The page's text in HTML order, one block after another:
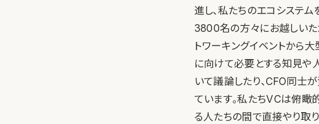
進し、私たちのエコシステ
3800名の方々にお越しいた
トワーキングイベントから
に向けて必要とする知見や
いて議論したり、CFO同士
ています。私たちVCは俯瞰
る人たちの間で直接やり取